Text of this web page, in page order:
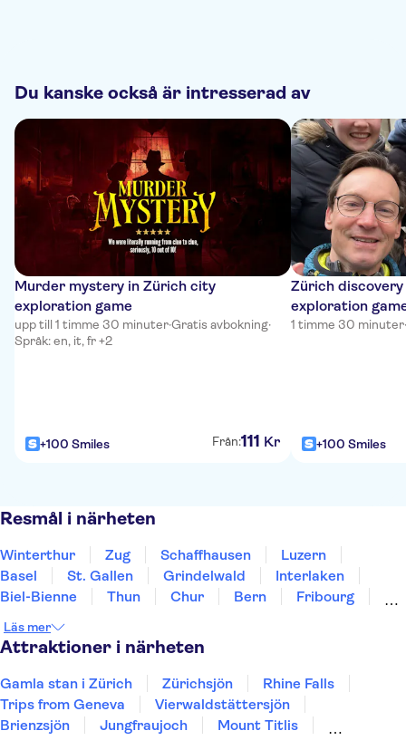
Du kanske också är intresserad av
Murder mystery in Zürich city
exploration game
upp till 1 timme 30 minuter·Gratis avbokning·
Språk: en, it, fr +2
+100 Smiles Från:111 Kr
Zürich
exploration
1 timme 30 minuter·
+100 Smiles
Resmål i närheten
Winterthur Zug Schaffhausen
Luzern
Basel
St. Gallen Grindelwald
Interlaken
Biel-Bienne
Thun Chur Bern
Fribourg
Läs mer
Attraktioner i närheten
Gamla stan i Zürich Zürichsjön
Rhine Falls
Trips from Geneva
Vierwaldstättersjön
Brienzsjön
Jungfraujoch
Mount Titlis